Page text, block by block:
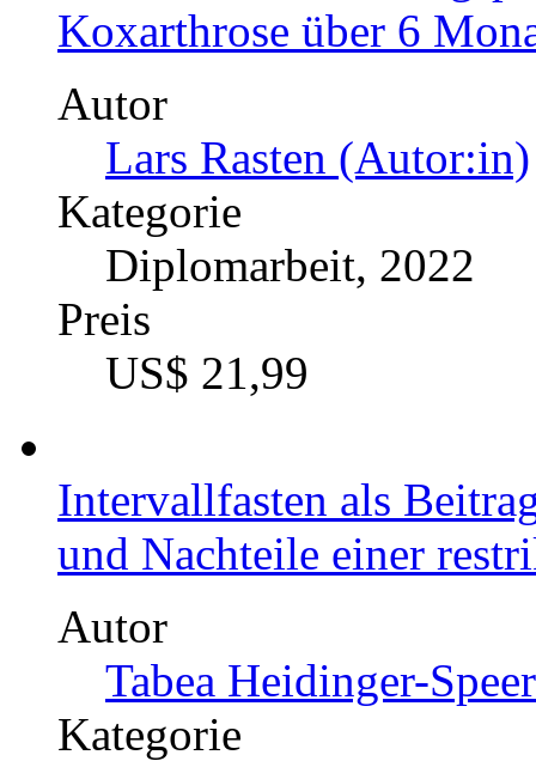
Individueller
Koxarthrose über 6
Autor
Lars Rasten (Autor:in)
Kategorie
Diplomarbeit, 2022
Preis
Intervallfasten als
und Nachteile einer